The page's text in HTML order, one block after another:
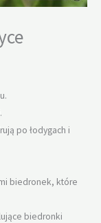
po łodygach i
biedronek, które
biedronki